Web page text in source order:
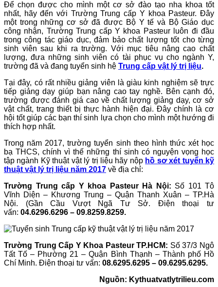
Để chọn được cho mình một cơ sở đào tạo nha khoa tốt
nhất, hãy đến với Trường Trung cấp Y khoa Pasteur. Đây
một trong những cơ sở đã được Bộ Y tế và Bộ Giáo dục
công nhận, Trường Trung cấp Y khoa Pasteur luôn đi đầu
trong công tác giáo dục, đảm bảo chất lượng tốt cho từng
sinh viên sau khi ra trường. Với mục tiêu nâng cao chất
lượng, đưa những sinh viên có tài phục vụ cho ngành Y,
trường đã và đang tuyển sinh hệ Trung cấp vật lý trị liệu.
Tại đây, có rất nhiều giảng viên là giàu kinh nghiệm sẽ trực
tiếp giảng dạy giúp bạn nâng cao tay nghề. Bên cạnh đó,
trường được đánh giá cao về chất lượng giảng dạy, cơ sở
vật chất, trang thiết bị thực hành hiện đại. Đây chính là cơ
hội tốt giúp các bạn thí sinh lựa chọn cho mình một hướng đi
thích hợp nhất.
Trong năm 2017, trường tuyển sinh theo hình thức xét học
bạ THCS, chính vì thế những thí sinh có nguyện vọng học
tập ngành Kỹ thuật vật lý trị liệu hãy nộp hồ sơ xét tuyển kỹ
thuật vật lý trị liệu năm 2017 về địa chỉ:
Trường Trung cấp Y khoa Pasteur Hà Nội: Số 101 Tô
Vĩnh Diện – Khương Trung – Quận Thanh Xuân – TP.Hà
Nội. (Gần Cầu Vượt Ngã Tư Sở. Điện thoại tư
vấn: 04.6296.6296 – 09.8259.8259.
Trường Trung Cấp Y Khoa Pasteur TP.HCM: Số 37/3 Ngô
Tất Tố – Phường 21 – Quận Bình Thạnh – Thành phố Hồ
Chí Minh. Điện thoại tư vấn: 08.6295.6295 – 09.6295.6295.
Nguồn: Kythuatvatlytrilieu.com